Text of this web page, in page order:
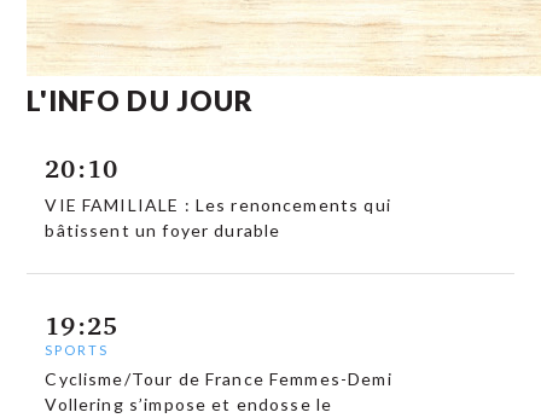
L'INFO DU JOUR
20:10
VIE FAMILIALE : Les renoncements qui
bâtissent un foyer durable
19:25
SPORTS
Cyclisme/Tour de France Femmes-Demi
Vollering s’impose et endosse le